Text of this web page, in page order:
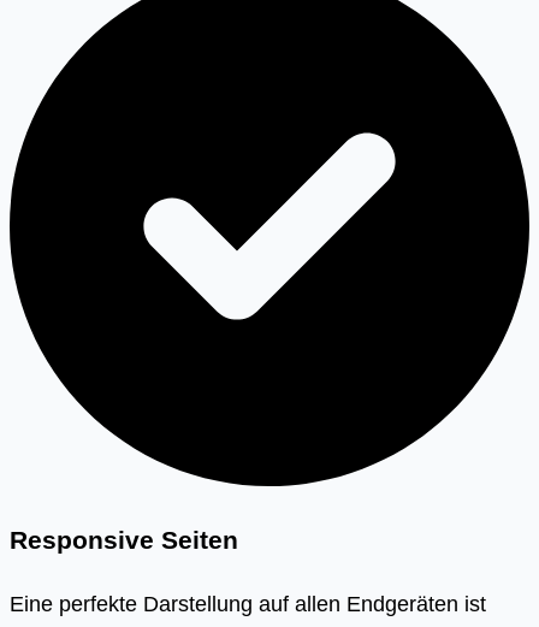
Responsive Seiten
Eine perfekte Darstellung auf allen Endgeräten ist